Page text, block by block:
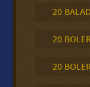
20
20
20